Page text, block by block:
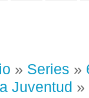
» Series »
Juventud »